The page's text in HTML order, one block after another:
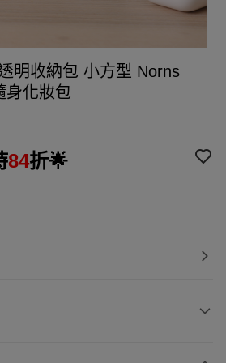
明收納包 小方型 Norns
身化妝包
84折🌟